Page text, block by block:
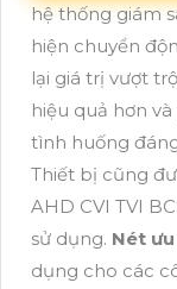
hệ thống giám
hiện chuyển
lại giá trị vượt
hiệu quả hơn
tình huống
Thiết bị cũng
AHD CVI TVI
sử dụng. Nét
dụng cho các